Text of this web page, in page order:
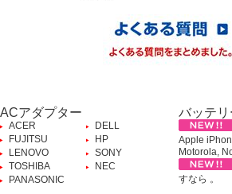
ACアダプター
ACER
DELL
FUJITSU
HP
LENOVO
SONY
TOSHIBA
NEC
PANASONIC
バッテリ
Apple
Motorola,
すなら 。